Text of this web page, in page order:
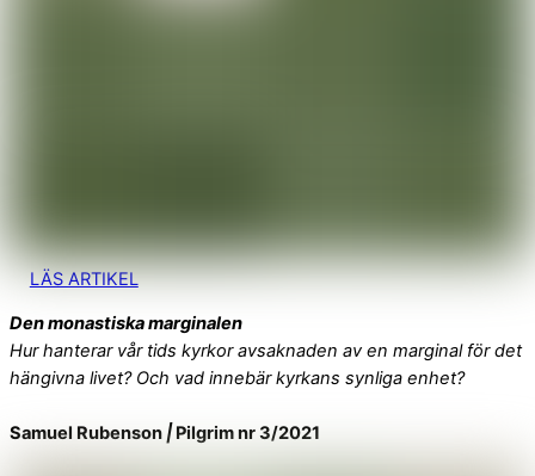
LÄS ARTIKEL
Den monastiska marginalen
Hur hanterar vår tids kyrkor avsaknaden av en marginal för det
hängivna livet? Och vad innebär kyrkans synliga enhet?
Samuel Rubenson |Pilgrim nr 3/2021